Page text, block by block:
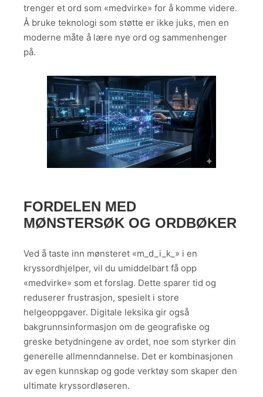
trenger et ord som «medvirke» for å komme videre.
Å bruke teknologi som støtte er ikke juks, men en
moderne måte å lære nye ord og sammenhenger
på.
FORDELEN MED
MØNSTERSØK OG ORDBØKER
Ved å taste inn mønsteret «m_d_i_k_» i en
kryssordhjelper, vil du umiddelbart få opp
«medvirke» som et forslag. Dette sparer tid og
reduserer frustrasjon, spesielt i store
helgeoppgaver. Digitale leksika gir også
bakgrunnsinformasjon om de geografiske og
greske betydningene av ordet, noe som styrker din
generelle allmenndannelse. Det er kombinasjonen
av egen kunnskap og gode verktøy som skaper den
ultimate kryssordløseren.